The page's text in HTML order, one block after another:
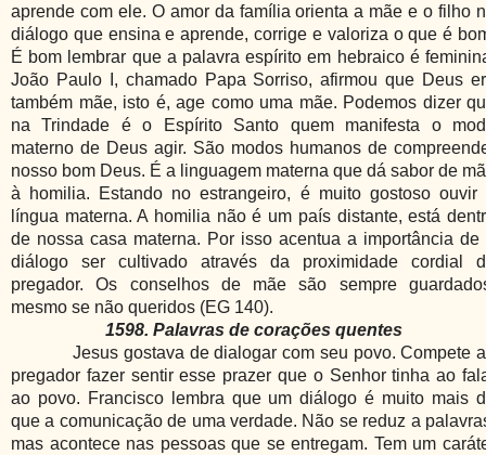
aprende com ele. O amor da família orienta a mãe e o filho
diálogo que ensina e aprende, corrige e valoriza o que é
É bom lembrar que a palavra espírito em hebraico é
João Paulo I, chamado Papa Sorriso, afirmou que Deus
também mãe, isto é, age como uma mãe. Podemos dizer
na Trindade é o Espírito Santo quem manifesta o
materno de Deus agir. São modos humanos de
nosso bom Deus. É a linguagem materna que dá sabor de
à homilia. Estando no estrangeiro, é muito gostoso ouvir
língua materna. A homilia não é um país distante, está
de nossa casa materna. Por isso acentua a importância de
diálogo ser cultivado através da proximidade cordial
pregador. Os conselhos de mãe são sempre
mesmo se não queridos (EG 140).
1598. Palavras de corações quentes
Jesus gostava de dialogar com seu povo. Compete
pregador fazer sentir esse prazer que o Senhor tinha ao
ao povo. Francisco lembra que um diálogo é muito mais
que a comunicação de uma verdade. Não se reduz a
mas acontece nas pessoas que se entregam. Tem um